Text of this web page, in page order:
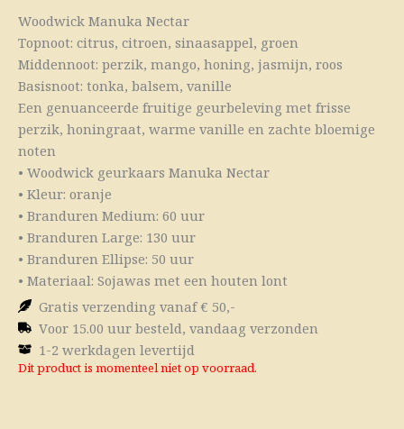
Woodwick Manuka Nectar
Topnoot: citrus, citroen, sinaasappel, groen
Middennoot: perzik, mango, honing, jasmijn, roos
Basisnoot: tonka, balsem, vanille
Een genuanceerde fruitige geurbeleving met frisse
perzik, honingraat, warme vanille en zachte bloemige
noten
• Woodwick geurkaars Manuka Nectar
• Kleur: oranje
• Branduren Medium: 60 uur
• Branduren Large: 130 uur
• Branduren Ellipse: 50 uur
• Materiaal: Sojawas met een houten lont
Gratis verzending vanaf € 50,-
Voor 15.00 uur besteld, vandaag verzonden
1-2 werkdagen levertijd
Dit product is momenteel niet op voorraad.